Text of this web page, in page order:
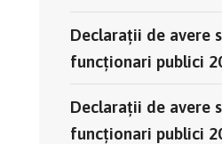
Declaraţii de avere
funcţionari publici
Declaraţii de avere
funcţionari publici